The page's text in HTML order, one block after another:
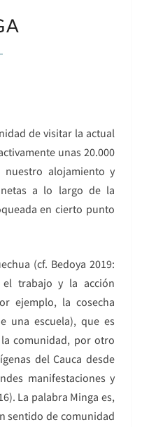
de visitar la actual
unas 20.000
nuestro alojamiento y
a lo largo de la
en cierto punto
(cf. Bedoya 2019:
trabajo y la acción
ejemplo, la cosecha
una escuela), que es
comunidad, por otro
del Cauca desde
manifestaciones y
La palabra Minga es,
sentido de comunidad